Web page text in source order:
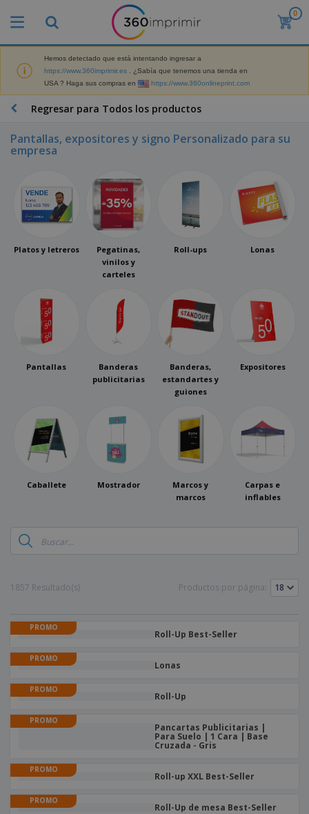
0
Hemos detectado que está intentando ingresar a
https://www.360imprimir.es
. ¿Sabía que tenemos una tienda en
USA ? Haga sus compras en
https://www.360onlineprint.com
Regresar para Todos los productos
Pantallas, expositores y signo Personalizado para su
empresa
Platos y letreros
Pegatinas,
vinilos y
carteles
Roll-ups Lonas
Pantallas
Banderas
publicitarias
Banderas,
estandartes y
guiones
Expositores
Caballete Mostrador
Marcos y
marcos
Carpas e
inflables
1857 Resultado(s) Productos por página:
PROMO
Roll-Up Best-Seller
PROMO
Lonas
PROMO
Roll-Up
PROMO
Pancartas Publicitarias |
Para Suelo | 1 Cara | Base
Cruzada - Gris
PROMO
Roll-up XXL Best-Seller
PROMO
Roll-Up de mesa Best-Seller